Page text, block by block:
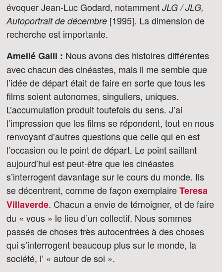
évoquer Jean-Luc Godard, notamment JLG / JLG,
Autoportrait de décembre [1995]. La dimension de
recherche est importante.
Amelié Galli : Nous avons des histoires différentes
avec chacun des cinéastes, mais il me semble que
l’idée de départ était de faire en sorte que tous les
films soient autonomes, singuliers, uniques.
L’accumulation produit toutefois du sens. J’ai
l’impression que les films se répondent, tout en nous
renvoyant d’autres questions que celle qui en est
l’occasion ou le point de départ. Le point saillant
aujourd’hui est peut-être que les cinéastes
s’interrogent davantage sur le cours du monde. Ils
se décentrent, comme de façon exemplaireTeresa
Villaverde. Chacun a envie de témoigner, et de faire
du « vous » le lieu d’un collectif. Nous sommes
passés de choses très autocentrées à des choses
qui s’interrogent beaucoup plus sur le monde, la
société, l’ « autour de soi ».